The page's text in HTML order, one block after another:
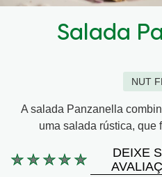
Salada
NUT
A salada Panzanella
uma salada rústica, que
Nenhuma
DEIXE